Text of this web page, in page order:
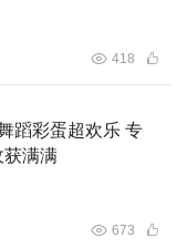
418
蹈彩蛋超欢乐 专
获满满
673